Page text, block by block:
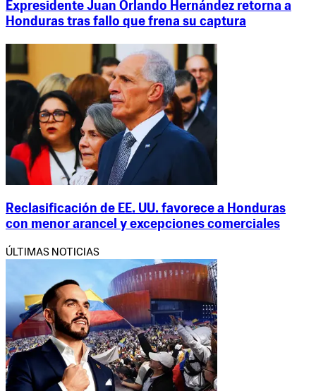
Expresidente Juan Orlando Hernández retorna a
Honduras tras fallo que frena su captura
Reclasificación de EE. UU. favorece a Honduras
con menor arancel y excepciones comerciales
ÚLTIMAS NOTICIAS